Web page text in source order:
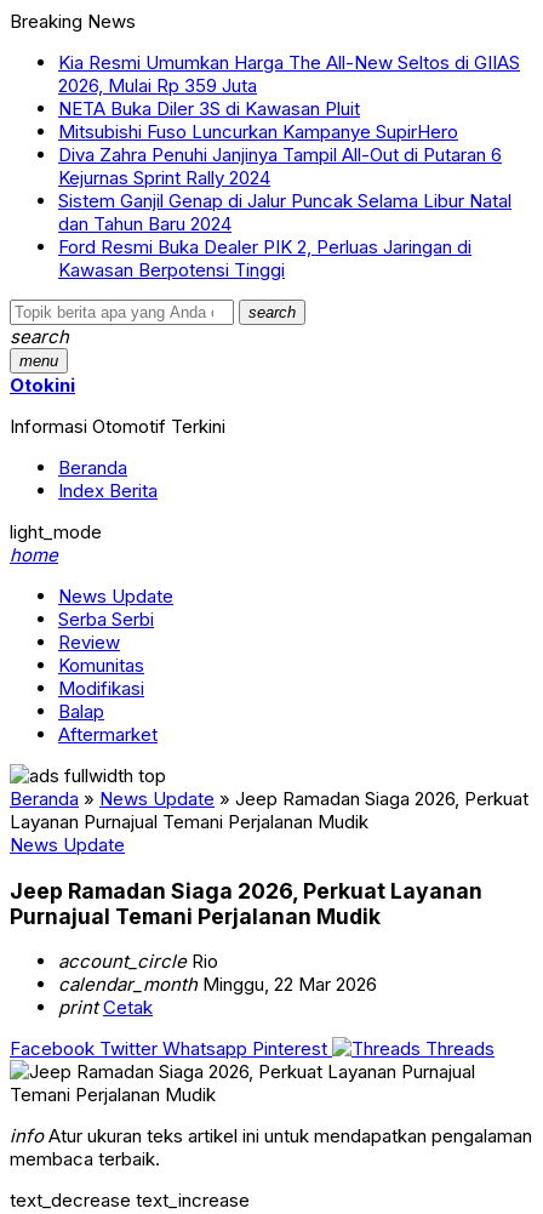
Breaking News
Kia Resmi Umumkan Harga The All-New Seltos di GIIAS
2026, Mulai Rp 359 Juta
NETA Buka Diler 3S di Kawasan Pluit
Mitsubishi Fuso Luncurkan Kampanye SupirHero
Diva Zahra Penuhi Janjinya Tampil All-Out di Putaran 6
Kejurnas Sprint Rally 2024
Sistem Ganjil Genap di Jalur Puncak Selama Libur Natal
dan Tahun Baru 2024
Ford Resmi Buka Dealer PIK 2, Perluas Jaringan di
Kawasan Berpotensi Tinggi
search
search
menu
Otokini
Informasi Otomotif Terkini
Beranda
Index Berita
light_mode
home
News Update
Serba Serbi
Review
Komunitas
Modifikasi
Balap
Aftermarket
Beranda » News Update » Jeep Ramadan Siaga 2026, Perkuat
Layanan Purnajual Temani Perjalanan Mudik
News Update
Jeep Ramadan Siaga 2026, Perkuat Layanan
Purnajual Temani Perjalanan Mudik
account_circleRio
calendar_monthMinggu, 22 Mar 2026
print Cetak
Facebook Twitter Whatsapp Pinterest Threads
infoAtur ukuran teks artikel ini untuk mendapatkan pengalaman
membaca terbaik.
text_decrease text_increase